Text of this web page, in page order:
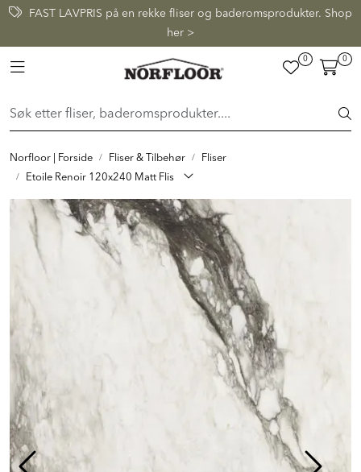
Skip to main content
FAST LAVPRIS på en rekke fliser og baderomsprodukter. Shop
her >
Toggle navigation
0 0
Norfloor | Forside Fliser & Tilbehør
Fliser
Etoile Renoir 120x240 Matt Flis
FLISER & TILBEHØR
BADEROM
INTERIØR
INSPIRASJON
Lenker
Proff
Prosjekt
Still et spørsmål